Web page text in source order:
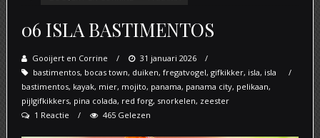
06 ISLA BASTIMENTOS
Gooijert en Corrine
Posted
on
31 januari 2026
bastimentos, bocas town, duiken, fregatvogel, gifkikker, isla, isla
bastimentos, kayak, mier, mojito, panama, panama city, pelikaan,
pijlgifkikkers, pina colada, red forg, snorkelen, zeester
1 Reactie
465 Gelezen